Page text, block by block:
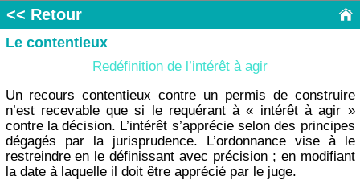
<< Retour
Le contentieux
Redéfinition de l’intérêt à agir
Un recours contentieux contre un permis de construire
n’est recevable que si le requérant à « intérêt à agir »
contre la décision. L’intérêt s’apprécie selon des principes
dégagés par la jurisprudence. L’ordonnance vise à le
restreindre en le définissant avec précision ; en modifiant
la date à laquelle il doit être apprécié par le juge.